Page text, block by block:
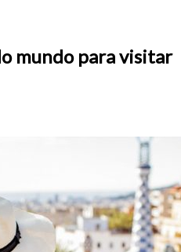
mundo para visitar